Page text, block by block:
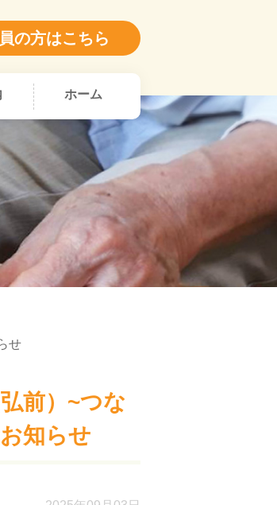
の方はこちら
ホーム
せ
前）~つな
知らせ